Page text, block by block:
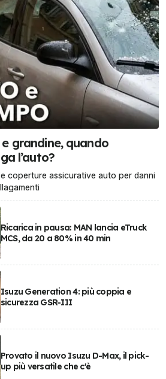
grandine, quando
l’auto?
coperture assicurative auto per danni
Ricarica in pausa: MAN lancia eTruck
MCS, da 20 a 80% in 40 min
Isuzu Generation 4: più coppia e
sicurezza GSR-III
Provato il nuovo Isuzu D-Max, il pick-
up più versatile che c'è